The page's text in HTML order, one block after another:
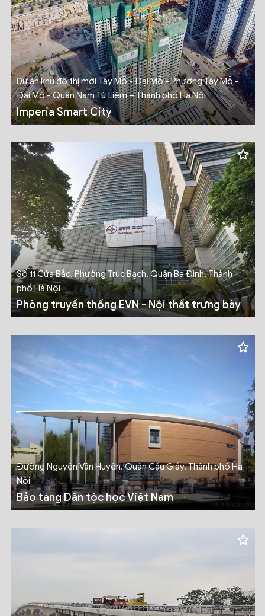
Dự án khu đô thị mới Tây Mỗ - Đại Mỗ - Phường Tây Mỗ -
Đại Mỗ - Quận Nam Từ Liêm – Thành phố Hà Nội
Imperia Smart City
Số 11 Cửa Bắc, Phường Trúc Bạch, Quận Ba Đình, Thành
phố Hà Nội
Phòng truyền thống EVN - Nội thất trưng bày
Đường Nguyễn Văn Huyên, Quận Cầu Giấy, Thành phố Hà
Nội
Bảo tàng Dân tộc học Việt Nam